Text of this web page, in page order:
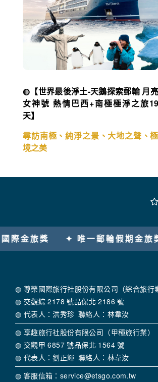
◍【世界最後淨土-天鵝探索郵輪 月亮
女神號 熱情巴西+南極極淨之旅19
天】
尋訪南極、純淨之景、大地之聲、極
境之美
獎 ✦ 唯一河輪假期金旅獎 ✦
◍ 尊榮國際旅行社股份有限公司（綜合旅行
◍ 交觀綜 2178 號品保北 2186 號
◍ 代表人：洪秀珍 聯絡人：林韋汝
◍ 享趣旅行社股份有限公司（甲種旅行業）
◍ 交觀甲 6857 號品保北 1564 號
◍ 代表人：劉正輝 聯絡人：林韋汝
◍ 客服信箱：service@etsgo.com.tw